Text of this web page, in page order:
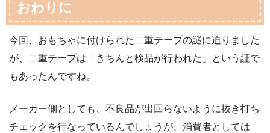
おわりに
今回、おもちゃに付けられた二重テープの謎に迫りました
が、二重テープは「きちんと検品が行われた」という証で
もあったんですね。
メーカー側としても、不良品が出回らないように抜き打ち
チェックを行なっているんでしょうが、消費者としては